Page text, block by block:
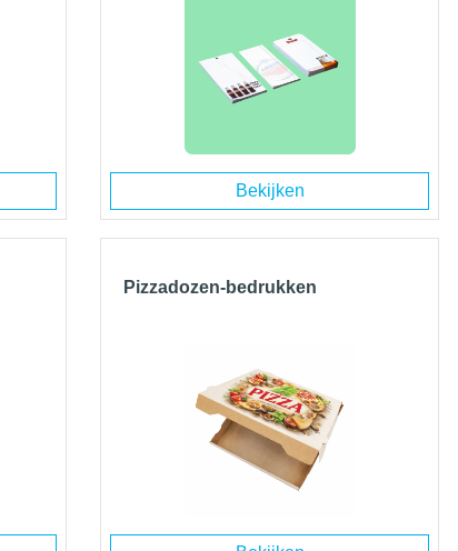
Bekijken
Pizzadozen-bedrukken